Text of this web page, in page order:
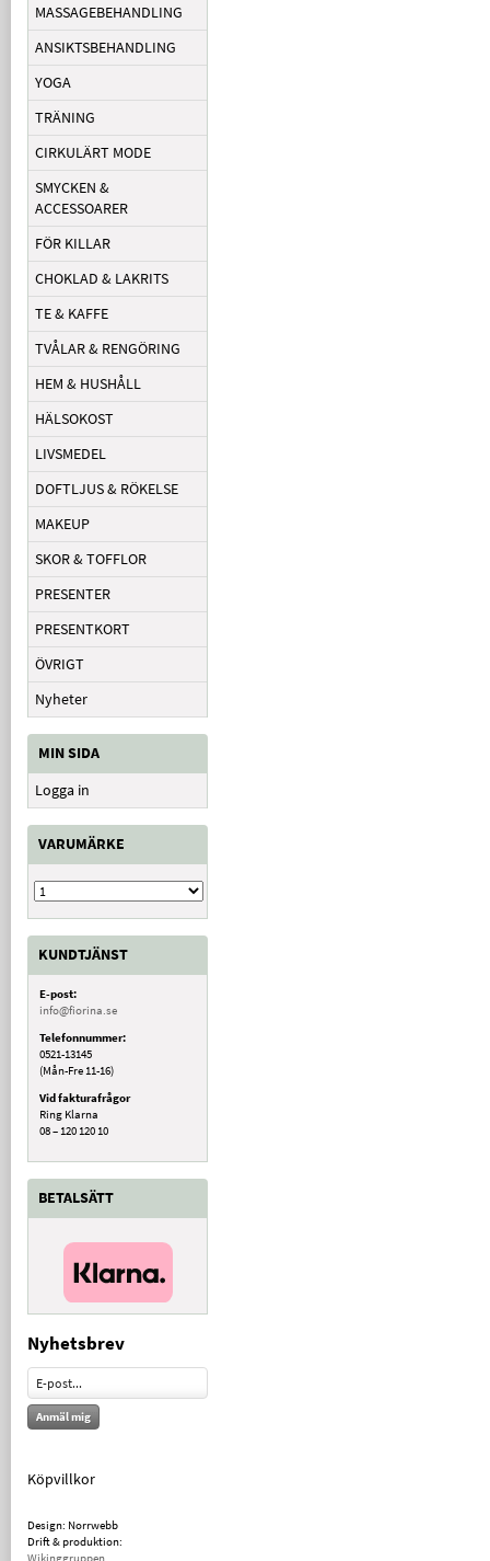
MASSAGEBEHANDLING
ANSIKTSBEHANDLING
YOGA
TRÄNING
CIRKULÄRT MODE
SMYCKEN &
ACCESSOARER
FÖR KILLAR
CHOKLAD & LAKRITS
TE & KAFFE
TVÅLAR & RENGÖRING
HEM & HUSHÅLL
HÄLSOKOST
LIVSMEDEL
DOFTLJUS & RÖKELSE
MAKEUP
SKOR & TOFFLOR
PRESENTER
PRESENTKORT
ÖVRIGT
Nyheter
MIN SIDA
Logga in
VARUMÄRKE
KUNDTJÄNST
E-post:
info@fiorina.se
Telefonnummer:
0521-13145
(Mån-Fre 11-16)
Vid fakturafrågor
Ring Klarna
08 – 120 120 10
BETALSÄTT
Nyhetsbrev
Anmäl mig
Köpvillkor
Design: Norrwebb
Drift & produktion:
Wikinggruppen